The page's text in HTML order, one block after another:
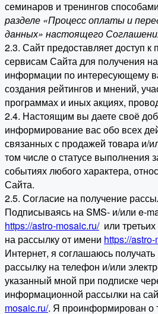
семинаров и тренингов
разделе «Процесс оплаты и
данных» настоящего
2.3. Сайт предоставляет доступ
сервисам Сайта для получения
информации по интересующему
создания рейтингов и мнений,
программах и иных акциях,
2.4. Настоящим вы даете своё
информирование вас обо всех
связанных с продажей товара и/
том числе о статусе выполнения
событиях любого характера,
Сайта.
2.5. Согласие на получение
Подписываясь на SMS- и/или e-
https://astro-mosaic.ru/или
на рассылку от имени https://
Интернет, я соглашаюсь
рассылку на телефон и/или
указанный мной при подписке
информационной рассылки на
mosaic.ru/. Я проинформирован о